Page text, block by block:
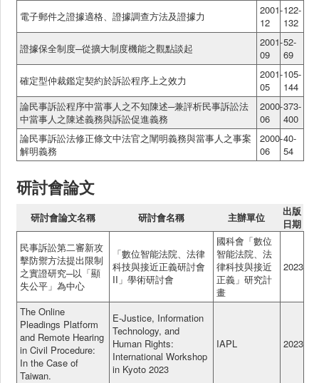
電子郵件之證據適格、證據調查方法及證據力
2001-
12
122-
132
證據保全制度─從擴大制度機能之觀點談起
2001-
09
52-
69
確定型仲裁鑑定契約於訴訟程序上之效力
2001-
05
105-
144
論民事訴訟程序中當事人之不知陳述─兼評析民事訴訟法
中當事人之陳述義務與訴訟促進義務
2000-
06
373-
400
論民事訴訟法修正條文中法官之闡明義務與當事人之事案
解明義務
2000-
06
40-
54
研討會論文
研討會論文名稱 研討會名稱 主辦單位
出版
日期
民事訴訟第二審新攻
擊防禦方法提出限制
之實證研究─以「顯
失公平」為中心
「數位智能法院、法律
科技與接近正義研討會
II」學術研討會
國科會「數位
智能法院、法
律科技與接近
正義」研究計
畫
2023
The Online
Pleadings Platform
and Remote Hearing
in Civil Procedure:
In the Case of
Taiwan.
E-Justice, Information
Technology, and
Human Rights:
International Workshop
in Kyoto 2023
IAPL 2023